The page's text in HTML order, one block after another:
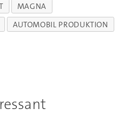
MAGNA
AUTOMOBIL PRODUKTION